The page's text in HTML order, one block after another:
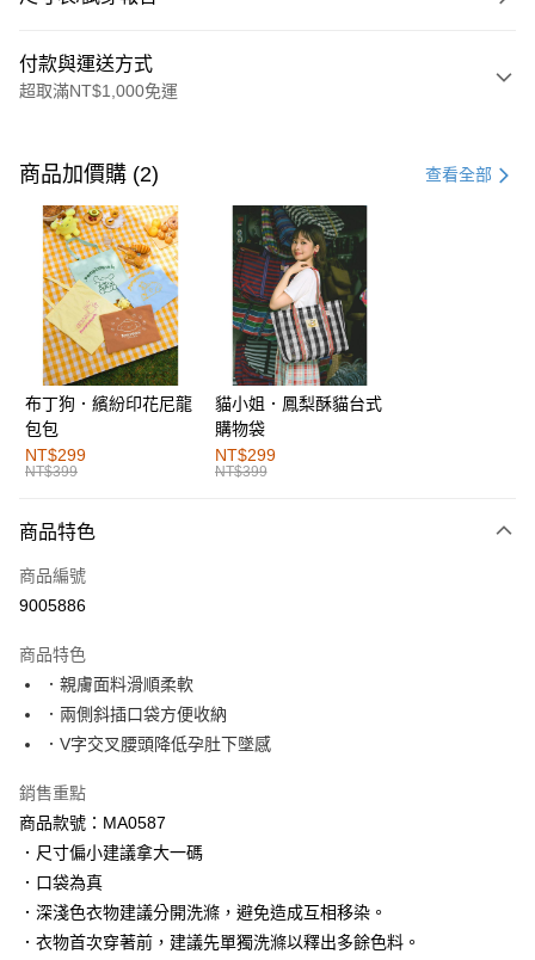
付款與運送方式
超取滿NT$1,000免運
信用卡一次付款
購物金
超商取貨付款
LINE Pay
街口支付
運送方式
全家取貨付款
每筆NT$60，滿NT$1,000(含以上)免運費
付款後全家取貨
萊爾富取貨付款
付款後萊爾富取貨
每筆NT$60，滿NT$1,000(含以上)免運費
7-11取貨付款
每筆NT$60，滿NT$1,000(含以上)免運費
付款後7-11取貨
每筆NT$60，滿NT$1,000(含以上)免運費
宅配
每筆NT$120，滿NT$1,000(含以上)免運費
商品加價購 (2) 查看全部
布丁狗．繽紛印花尼龍
包包
NT$299
NT$399
貓小姐．鳳梨酥貓台式
購物袋
NT$299
NT$399
商品特色
商品編號
9005886
商品特色
．親膚面料滑順柔軟
．兩側斜插口袋方便收納
．V字交叉腰頭降低孕肚下墜感
銷售重點
商品款號：MA0587
．尺寸偏小建議拿大一碼
．口袋為真
．深淺色衣物建議分開洗滌，避免造成互相移染。
．衣物首次穿著前，建議先單獨洗滌以釋出多餘色料。